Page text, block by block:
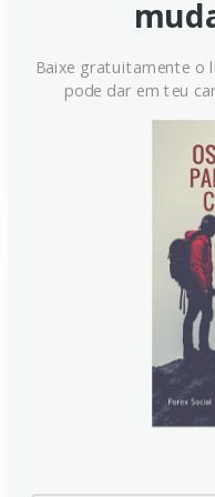
perspectiva de
monitora sinais de
e Irã.
Dólar
impulso com
O dólar canadense
Baixe gratuitamente o
pode dar em teu